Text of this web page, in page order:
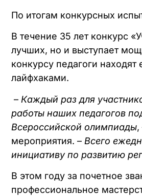
По итогам конкурсных
В течение 35 лет конкурс
лучших, но и выступает
конкурсу педагоги
лайфхаками.
– Каждый раз для
работы наших педагогов
Всероссийской олимпиады,
мероприятия. – Всего
инициативу по развитию
В этом году за почетное
профессиональное